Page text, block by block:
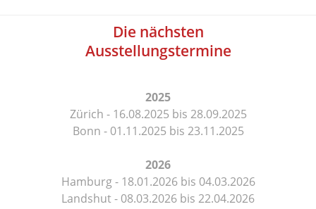
Die nächsten
Ausstellungstermine
2025
Zürich - 16.08.2025 bis 28.09.2025
Bonn - 01.11.2025 bis 23.11.2025
2026
Hamburg - 18.01.2026 bis 04.03.2026
Landshut - 08.03.2026 bis 22.04.2026